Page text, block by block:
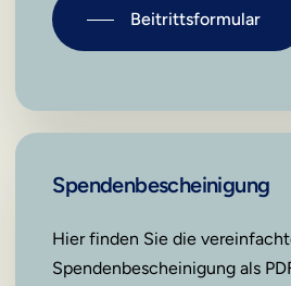
Beitrittsformular
Spendenbescheinigung
Hier finden Sie die
Spendenbescheinigung als